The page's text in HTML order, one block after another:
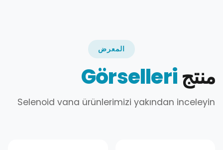
المعرض
منتجGörselleri
Selenoid vana ürünlerimizi yakından inceleyin